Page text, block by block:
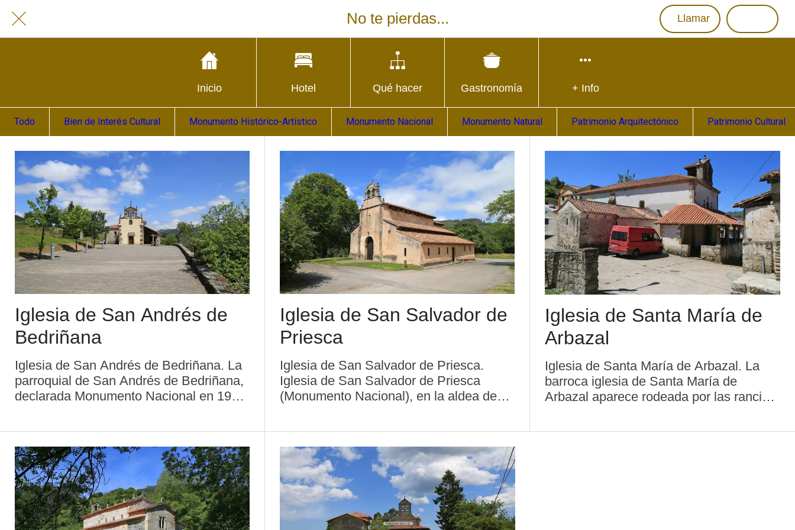
No te pierdas... Llamar
Inicio Hotel Qué hacer Gastronomía + Info
Todo Bien de Interés Cultural Monumento Histórico-Artístico Monumento Nacional Monumento Natural Patrimonio Arquitectónico Patrimonio Cultural
Iglesia de San Andrés de
Bedriñana
Iglesia de San Andrés de Bedriñana. La
parroquial de San Andrés de Bedriñana,
declarada Monumento Nacional en 1931,
p ...
Iglesia de San Salvador de
Priesca
Iglesia de San Salvador de Priesca.
Iglesia de San Salvador de Priesca
(Monumento Nacional), en la aldea de
co ...
Iglesia de Santa María de
Arbazal
Iglesia de Santa María de Arbazal. La
barroca iglesia de Santa María de
Arbazal aparece rodeada por las rancias